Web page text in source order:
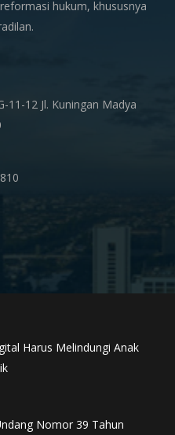
hukum, khususnya
11-12 Jl. Kuningan Madya
Harus Melindungi Anak
Nomor 39 Tahun